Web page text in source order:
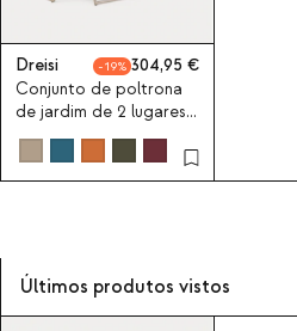
Dreisi 19
304,95
Conjunto de poltrona
de jardim de 2 lugares
com 2 mesas de apoio
Últimos produtos vistos